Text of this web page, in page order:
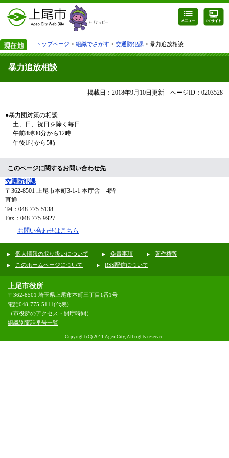
トップページ > 組織でさがす > 交通防犯課 > 暴力追放相談
暴力追放相談
掲載日：2018年9月10日更新 ページID：0203528
●暴力団対策の相談
土、日、祝日を除く毎日
午前8時30分から12時
午後1時から5時
このページに関するお問い合わせ先
交通防犯課
〒362-8501
上尾市本町3-1-1 本庁舎 4階
直通
Tel：048-775-5138
Fax：048-775-9927
お問い合わせはこちら
個人情報の取り扱いについて 免責事項
著作権等
このホームページについて
RSS配信について
上尾市役所
〒362-8501 埼玉県上尾市本町三丁目1番1号
電話048-775-5111(代表)
（市役所のアクセス・開庁時間）
組織別電話番号一覧
Copyright (C) 2011 Ageo City, All rights reserved.